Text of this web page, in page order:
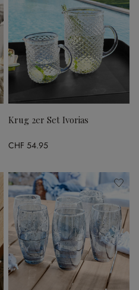
Krug 2er Set Ivorias
CHF 54.95